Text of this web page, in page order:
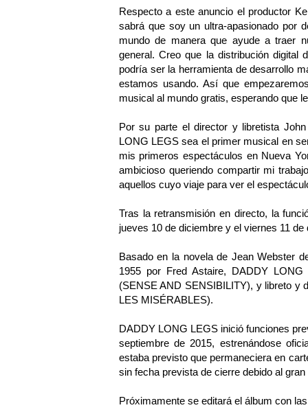
Respecto a este anuncio el productor
sabrá que soy un ultra-apasionado por
mundo de manera que ayude a traer
general. Creo que la distribución digital
podría ser la herramienta de desarrollo
estamos usando. Así que
musical al mundo gratis, esperando que
Por su parte el director y libretista
LONG LEGS sea el primer musical en
mis primeros espectáculos en Nueva
ambicioso queriendo compartir mi
aquellos cuyo viaje para ver el
Tras la retransmisión en directo, la
jueves 10 de diciembre y el viernes 11
Basado en la novela de Jean Webster
1955 por Fred Astaire, DADDY
(SENSE AND SENSIBILITY), y libreto y
LES MISÉRABLES).
DADDY LONG LEGS inició funciones
septiembre de 2015, estrenándose
estaba previsto que permaneciera en
sin fecha prevista de cierre debido al
Próximamente se editará el álbum con